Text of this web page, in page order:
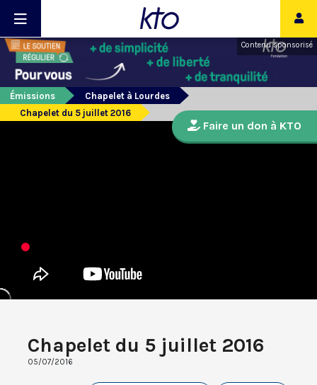
Contenu sponsorisé
Émissions
Chapelet à Lourdes
Chapelet du 5 juillet 2016
Chapelet du 5 juillet 2016
05/07/2016
Faire un don à KTO